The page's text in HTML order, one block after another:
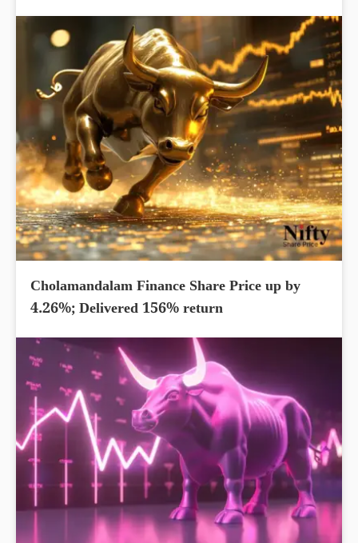
Cholamandalam Finance Share Price up by
4.26%; Delivered 156% return